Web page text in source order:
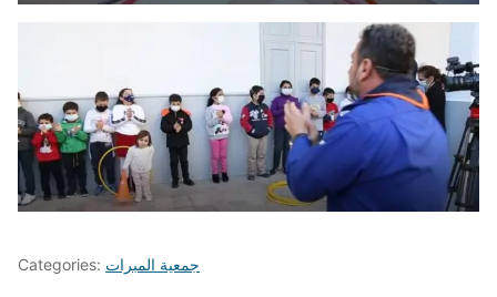
Categories: جمعية المبرات